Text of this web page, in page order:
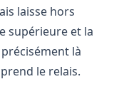
laisse hors
supérieure et la
là
le relais.